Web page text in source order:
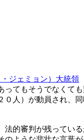
ジェミョン）大統領
てもそうでなくて
人）が動員され、
的審判が残ってい